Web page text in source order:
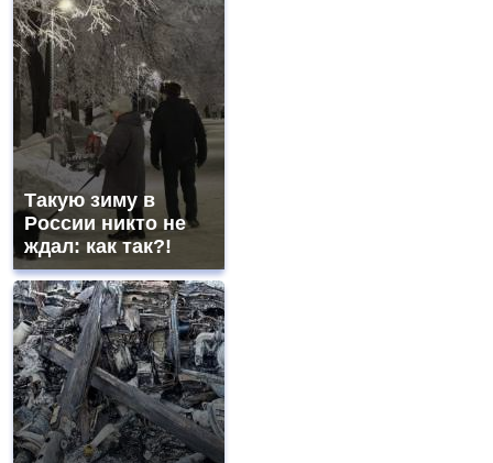
Такую зиму в
России никто не
ждал: как так?!